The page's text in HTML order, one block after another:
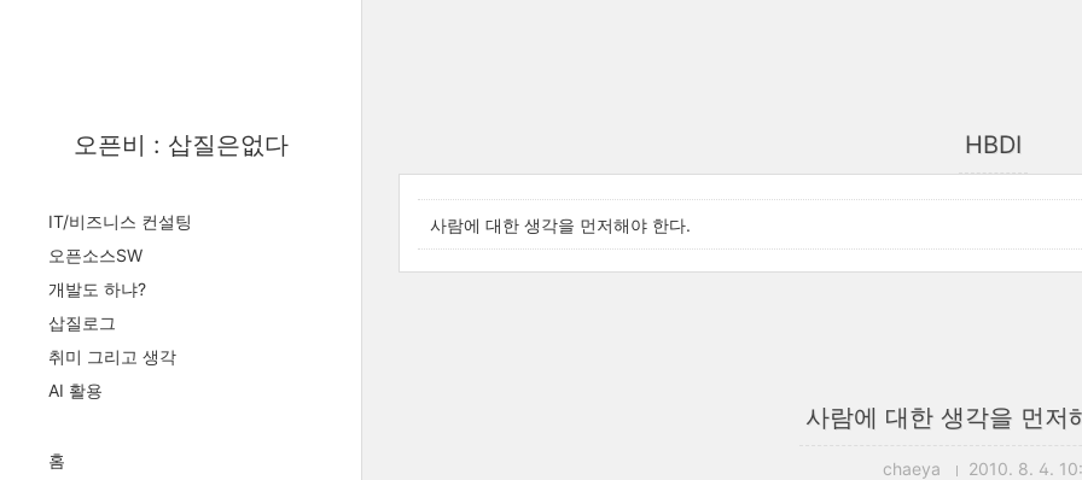
오픈비 : 삽질은없다
IT/비즈니스 컨설팅
오픈소스SW
개발도 하냐?
삽질로그
취미 그리고 생각
AI 활용
홈
HBDI
사람에 대한 생각을 먼저해야 한다.
사람에 대한 생각을 먼저
chaeya 2010. 8. 4.